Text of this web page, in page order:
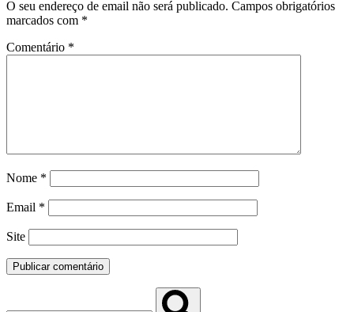
O seu endereço de email não será publicado. Campos obrigatórios
marcados com *
Comentário *
Nome *
Email *
Site